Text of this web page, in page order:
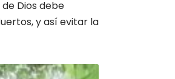
Dios debe
y así evitar la